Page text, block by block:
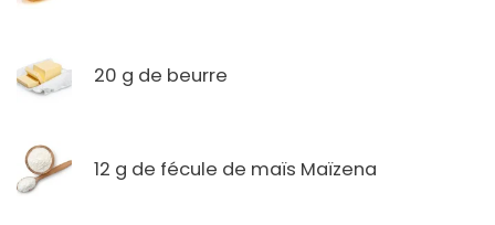
20 g de beurre
12 g de fécule de maïs Maïzena